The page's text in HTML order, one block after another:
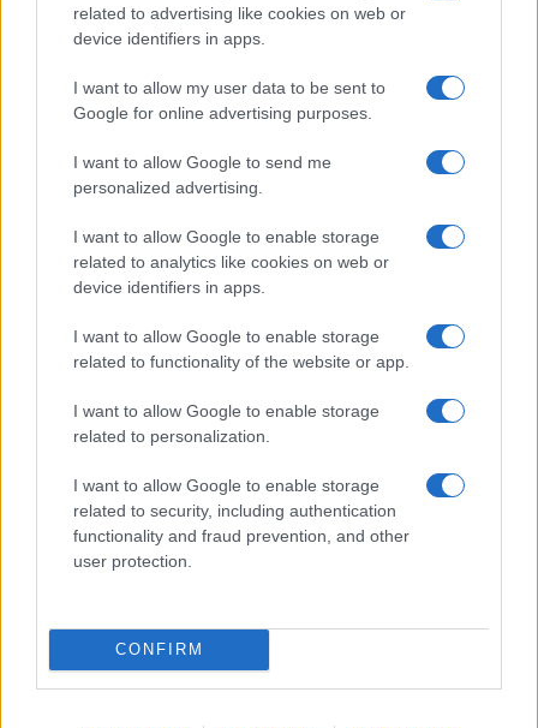
related to advertising like cookies on web or
device identifiers in apps.
I want to allow my user data to be sent to
Google for online advertising purposes.
I want to allow Google to send me
personalized advertising.
I want to allow Google to enable storage
related to analytics like cookies on web or
device identifiers in apps.
I want to allow Google to enable storage
related to functionality of the website or app.
I want to allow Google to enable storage
related to personalization.
I want to allow Google to enable storage
related to security, including authentication
functionality and fraud prevention, and other
user protection.
CONFIRM
Condividi l'articolo
a
ce
b
o
o
k
T
w
it
te
r
n
te
re
st
W
h
at
s
A
p
p
S
h
a
Articolo precedente
Prossimo articolo
NOTIZIE RECENTI
Sangue, musica e solidarietà con Avis Olbia al
Salmo finisce in ospedale a Catania, ma il tour
Jovanotti, Gabry Ponte e Alfa: Olbia ombelico del
mondo per una notte